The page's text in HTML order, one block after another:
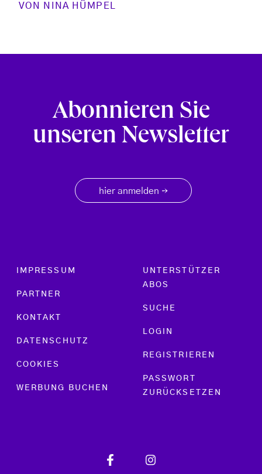
VON
NINA HÜMPEL
Abonnieren Sie
unseren Newsletter
hier anmelden →
Footer menu
IMPRESSUM
PARTNER
KONTAKT
DATENSCHUTZ
COOKIES
WERBUNG BUCHEN
UNTERSTÜTZER
ABOS
SUCHE
LOGIN
REGISTRIEREN
PASSWORT
ZURÜCKSETZEN